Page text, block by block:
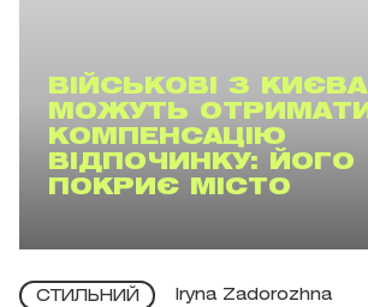
ВІЙСЬКОВІ З КИЄВА
МОЖУТЬ ОТРИМАТИ
КОМПЕНСАЦІЮ
ВІДПОЧИНКУ: ЙОГО
ПОКРИЄ МІСТО
СТИЛЬНИЙ Iryna Zadorozhna